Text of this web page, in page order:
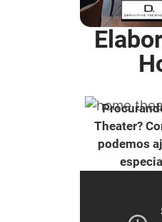
Theater?
podemos